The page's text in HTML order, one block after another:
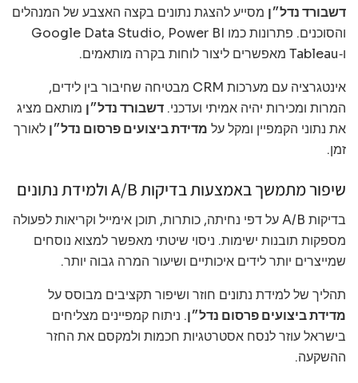
דשבורד נדל״ן מסייע להצגת נתונים בקצה האצבע של המנהלים
והסוכנים. פתרונות כמו Google Data Studio, Power BI
ו‑Tableau מאפשרים ליצור לוחות בקרה מותאמים.
אינטגרציה עם מערכות CRM מבטיחה שחיבור בין לידים,
המרות ומכירות יהיה אמיתי ועדכני. דשבורד נדל״ן מותאם מציג
את נתוני הקמפיין ומקל על מדידת ביצועים פרסום נדל״ן לאורך
זמן.
שיפור מתמשך באמצעות בדיקות A/B ולמידת נתונים
בדיקות A/B על דפי נחיתה, כותרות, תוכן אימייל וקריאות לפעולה
מספקות תובנות ישימות. ניסוי שיטתי מאפשר למצוא נוסחים
שמייצרים יותר לידים איכותיים ושיעור המרה גבוה יותר.
תהליך של למידת נתונים חוזר ושיפור תקציבים מבוסס על
מדידת ביצועים פרסום נדל״ן. ניתוח קמפיינים מצליחים
בישראל עוזר לנסח אסטרטגיות חכמות ולמקסם את החזר
ההשקעה.